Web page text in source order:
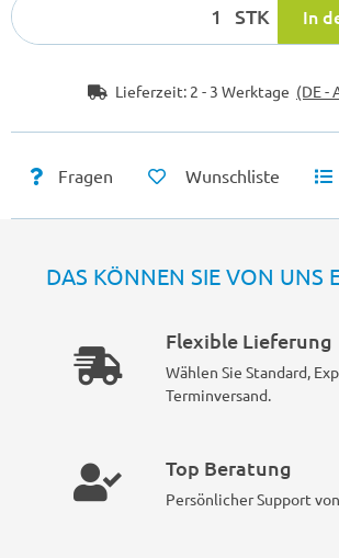
STK In
Lieferzeit: 2 - 3 Werktage (DE -
Fragen Wunschliste
DAS KÖNNEN SIE VON UNS
Flexible Lieferung
Wählen Sie Standard,
Terminversand.
Top Beratung
Persönlicher Support